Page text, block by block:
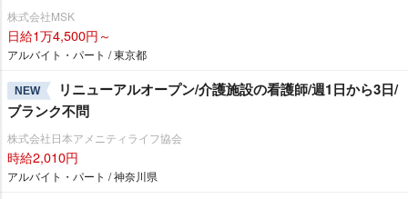
株式会社MSK
日給1万4,500円～
アルバイト・パート / 東京都
NEW
リニューアルオープン/介護施設の看護師/週1日から3日/
ブランク不問
株式会社日本アメニティライフ協会
時給2,010円
アルバイト・パート / 神奈川県